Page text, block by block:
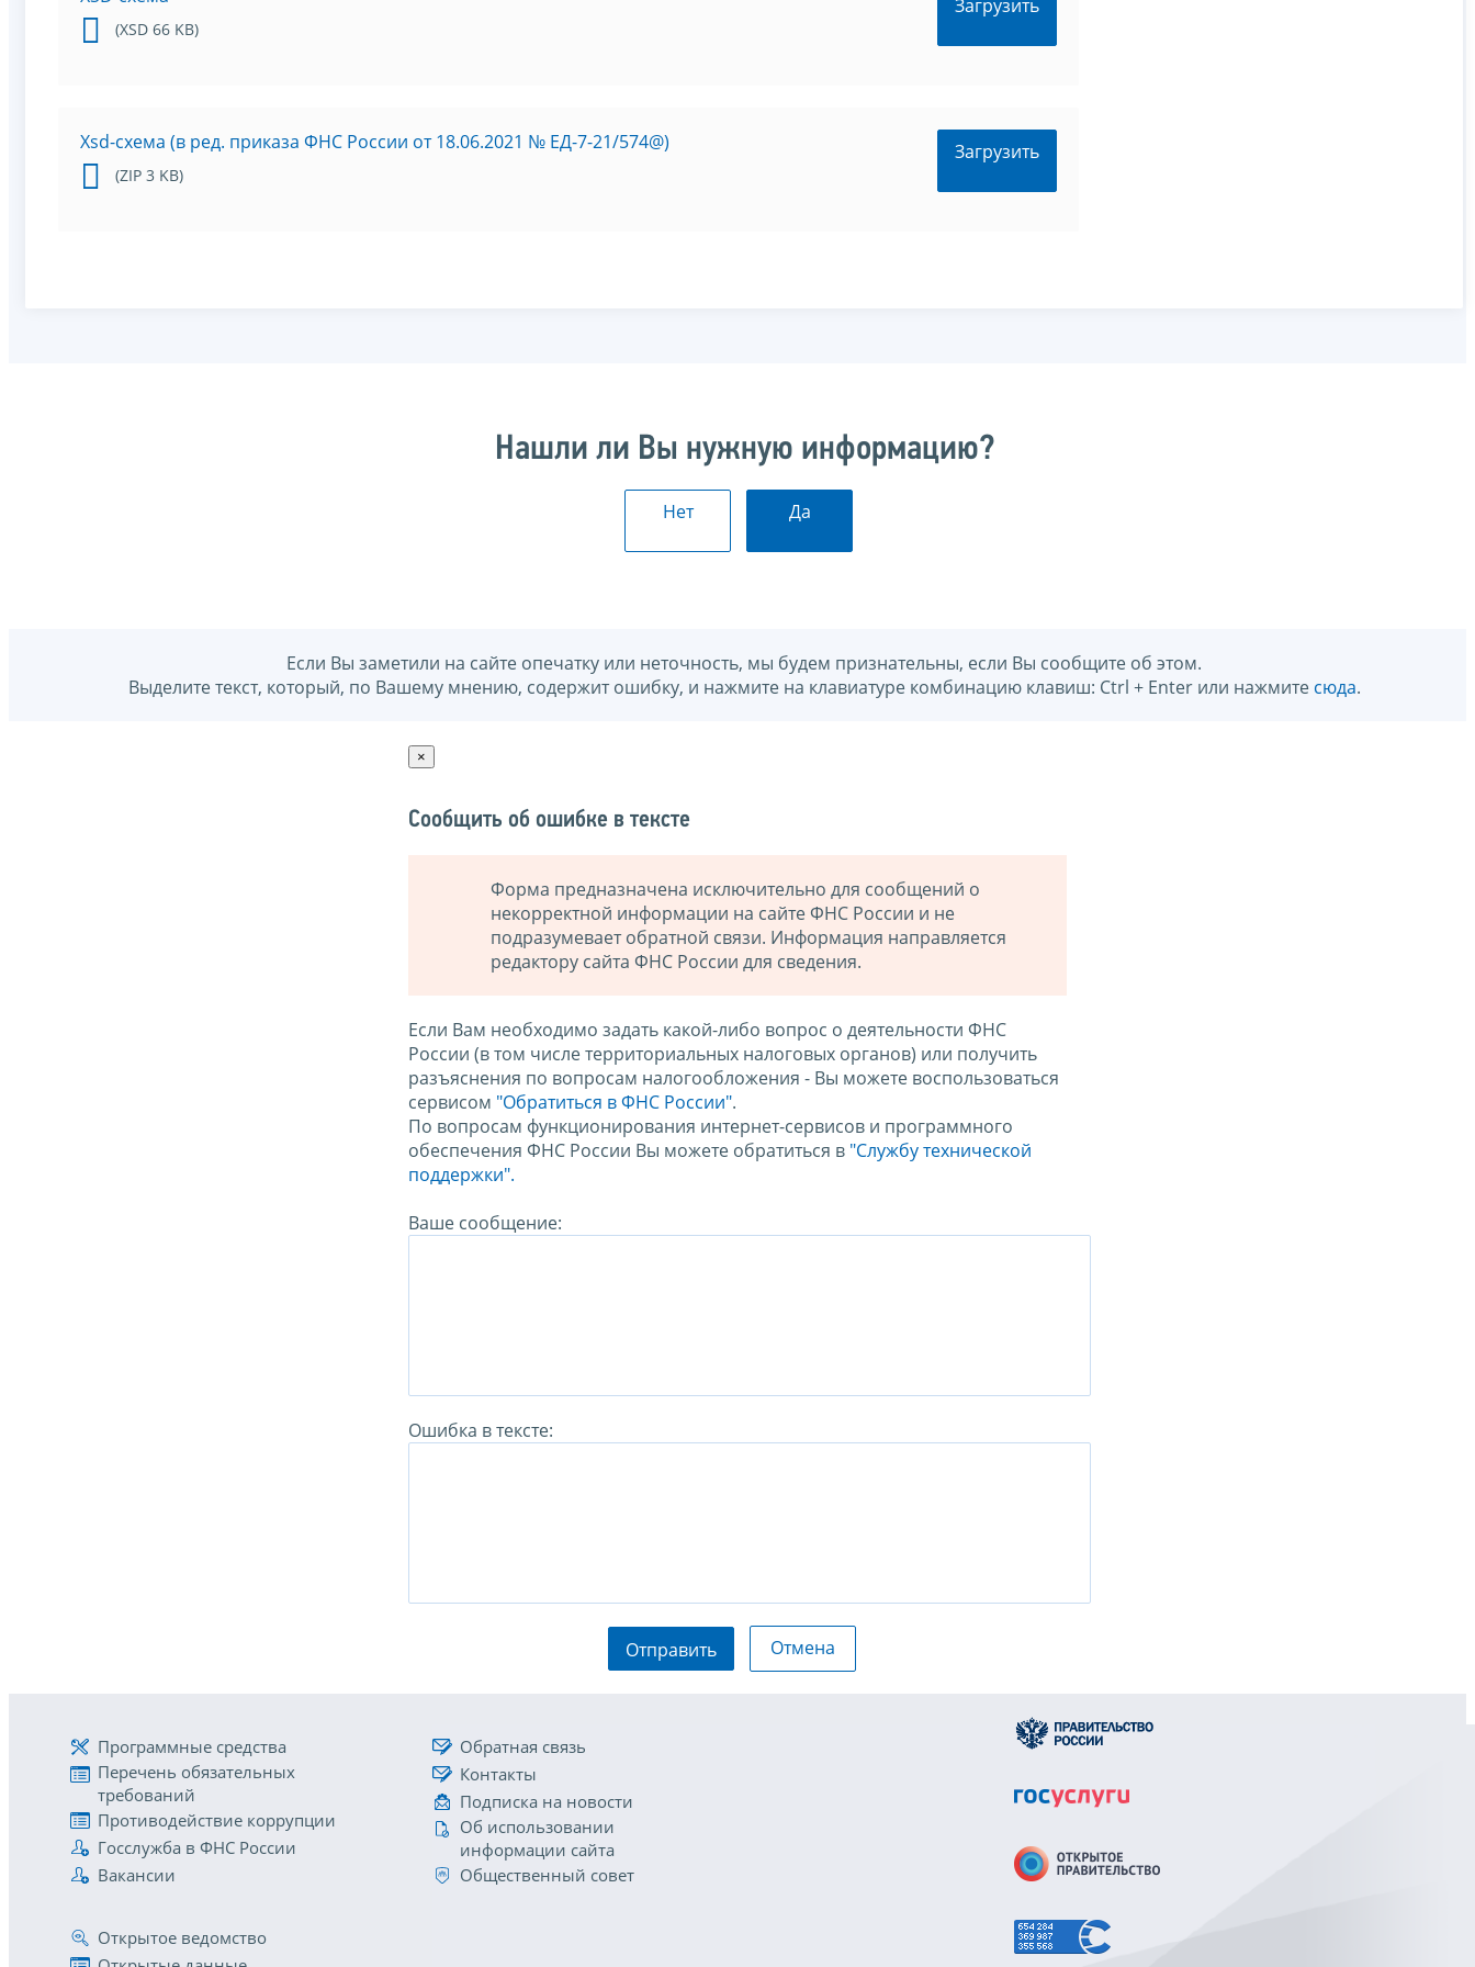
(XSD 66 KB)
Загрузить
Xsd-схема (в ред. приказа ФНС России от 18.06.2021 № ЕД-7-21/574@)
(ZIP 3 KB)
Загрузить
Нашли ли Вы нужную информацию?
Нет Да
Если Вы заметили на сайте опечатку или неточность, мы будем признательны, если Вы сообщите об этом.
Выделите текст, который, по Вашему мнению, содержит ошибку, и нажмите на клавиатуре комбинацию клавиш: Ctrl + Enter или нажмите сюда.
×
Сообщить об ошибке в тексте
Форма предназначена исключительно для сообщений о
некорректной информации на сайте ФНС России и не
подразумевает обратной связи. Информация направляется
редактору сайта ФНС России для сведения.
Если Вам необходимо задать какой-либо вопрос о деятельности ФНС
России (в том числе территориальных налоговых органов) или получить
разъяснения по вопросам налогообложения - Вы можете воспользоваться
сервисом "Обратиться в ФНС России".
По вопросам функционирования интернет-сервисов и программного
обеспечения ФНС России Вы можете обратиться в "Службу технической
поддержки".
Ваше сообщение:
Ошибка в тексте:
Отправить Отмена
Программные средства
Перечень обязательных
требований
Противодействие коррупции
Госслужба в ФНС России
Вакансии
Обратная связь
Контакты
Подписка на новости
Об использовании
информации сайта
Общественный совет
Открытое ведомство